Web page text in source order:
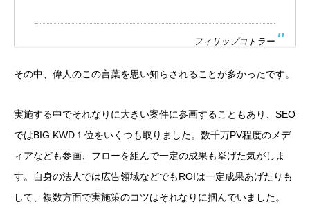
フィリップコトラー
その中、偉人のこの言葉を思い知らされることが多かったです。
実施する中でそれなりに大きい案件に参画することもあり、SEO
ではBIG KWD１位をいくつも取りました。数千万PV程度のメデ
ィアなども参画、フローを組んで一定の成果も挙げた気がしま
す。自身の法人では広告領域などでもROIは一定成果あげたりも
して、複数方面で実施策のコツはそれなりに掴んでいました。